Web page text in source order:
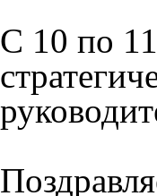
С 10 по